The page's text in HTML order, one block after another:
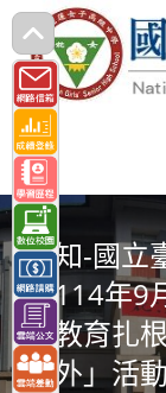
跳
轉
至
主
要
內
容 轉知-國立
於114年9
史教育扎
物外」活動